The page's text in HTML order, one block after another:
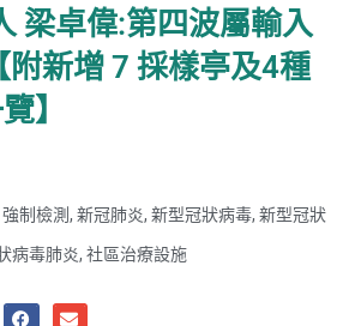
梁卓偉:第四波屬輸入
附新增 7 採樣亭及4種
】
強制檢測 , 新冠肺炎, 新型冠狀病毒, 新型冠狀
病毒肺炎, 社區治療設施